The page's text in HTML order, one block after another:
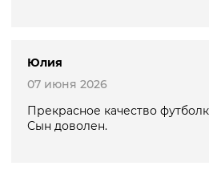
Юлия
07 июня 2026
Прекрасное качество
Сын доволен.